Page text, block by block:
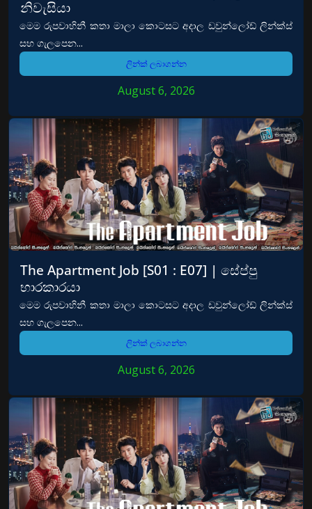
නිවැසියා
මෙම රුපවාහිනී කතා මාලා කොටසට අදාල ඩවුන්ලෝඩ් ලින්ක්ස්
සහ ගැලපෙන...
ලින්ක් ලබාගන්න
August 6, 2026
The Apartment Job [S01 : E07] | සේප්පු
භාරකාරයා
මෙම රුපවාහිනී කතා මාලා කොටසට අදාල ඩවුන්ලෝඩ් ලින්ක්ස්
සහ ගැලපෙන...
ලින්ක් ලබාගන්න
August 6, 2026